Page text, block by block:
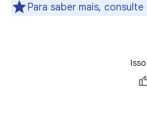
Para saber mais,